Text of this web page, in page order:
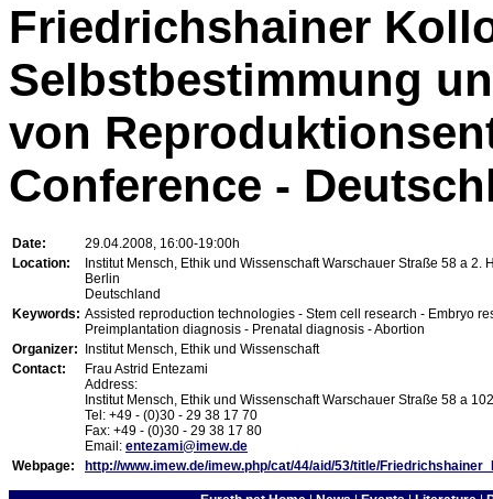
Friedrichshainer
Selbstbestimmung
von
Conference -
Date:
29.04.2008, 16:00-19:00h
Location:
Institut Mensch, Ethik und Wissenschaft Warschauer Straße 58 a
Berlin
Deutschland
Keywords: Assisted reproduction technologies - Stem cell research - Embryo
Preimplantation diagnosis - Prenatal diagnosis - Abortion
Organizer: Institut Mensch, Ethik und Wissenschaft
Contact:
Frau Astrid Entezami
Address:
Institut Mensch, Ethik und Wissenschaft Warschauer Straße 58 a
Tel: +49 - (0)30 - 29 38 17 70
Fax: +49 - (0)30 - 29 38 17 80
Email: entezami@imew.de
Webpage:
http://www.imew.de/imew.php/cat/44/aid/53/title/